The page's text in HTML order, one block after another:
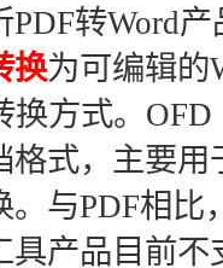
转Word
换为可编辑的
方式。OFD
格式，主要
与PDF相
产品目前